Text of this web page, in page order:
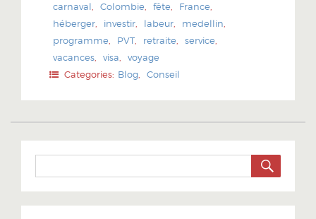
carnaval, Colombie, fête, France,
héberger, investir, labeur, medellin,
programme, PVT, retraite, service,
vacances, visa,
voyage
Categories: Blog, Conseil